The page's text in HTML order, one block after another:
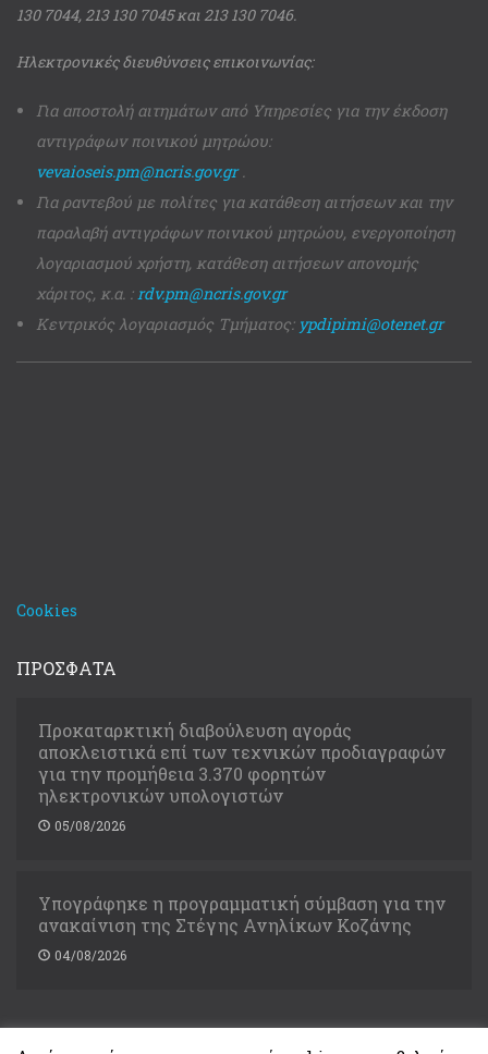
130 7044, 213 130 7045 και 213 130 7046.
Ηλεκτρονικές διευθύνσεις επικοινωνίας:
Για αποστολή αιτημάτων από Υπηρεσίες για την έκδοση
αντιγράφων ποινικού μητρώου:
vevaioseis.pm@ncris.gov.gr.
Για ραντεβού με πολίτες για κατάθεση αιτήσεων και την
παραλαβή αντιγράφων ποινικού μητρώου, ενεργοποίηση
λογαριασμού χρήστη, κατάθεση αιτήσεων απονομής
χάριτος, κ.α. :rdv.pm@ncris.gov.gr
Κεντρικός λογαριασμός Τμήματος: ypdipimi@otenet.gr
Cookies
ΠΡΟΣΦΑΤΑ
Προκαταρκτική διαβούλευση αγοράς
αποκλειστικά επί των τεχνικών προδιαγραφών
για την προμήθεια 3.370 φορητών
ηλεκτρονικών υπολογιστών
05/08/2026
Υπογράφηκε η προγραμματική σύμβαση για την
ανακαίνιση της Στέγης Ανηλίκων Κοζάνης
04/08/2026